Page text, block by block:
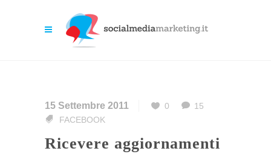
15 Settembre 2011 0
15
FACEBOOK
Ricevere aggiornamenti